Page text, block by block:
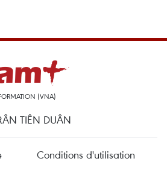
(VNA)
TIÊN DUÂN
Conditions d'utilisation